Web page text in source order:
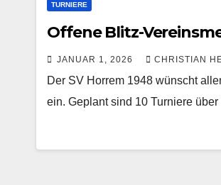
TURNIERE
Offene Blitz-
JANUAR 1, 2026 CHRISTIAN
Der SV Horrem 1948 wünscht
ein. Geplant sind 10 Turniere